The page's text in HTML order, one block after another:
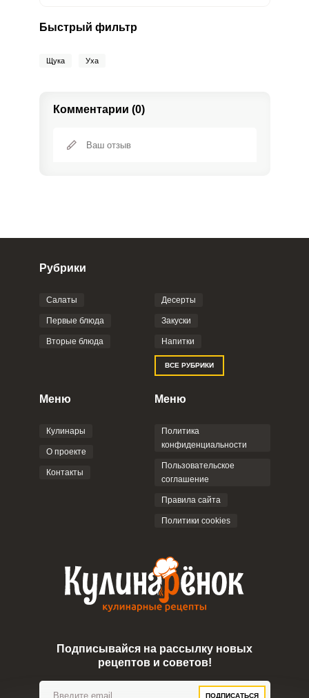
Быстрый фильтр
Щука Уха
Комментарии (0)
Фото до 4 шт, до 5 mb
Отправляя эту форму, вы соглашаетесь с
Политикой
Пользовательским
соглашением
Рубрики
Салаты
Первые блюда
Вторые блюда
Десерты
Закуски
Напитки
ВСЕ РУБРИКИ
Меню
Кулинары
О проекте
Контакты
Меню
Политика
конфиденциальности
Пользовательское
соглашение
Правила сайта
Политики cookies
Подписывайся на рассылку новых
рецептов и советов!
ПОДПИСАТЬСЯ